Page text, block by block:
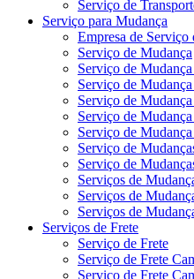
Serviço de
Serviço para Mudança
Empresa de Serviço
Serviço de Mudança
Serviço de
Serviço de
Serviço de Mudança
Serviço de
Serviço de
Serviço de
Serviço de
Serviços de
Serviços de
Serviços de
Serviços de Frete
Serviço de Frete
Serviço de Frete
Serviço de Frete